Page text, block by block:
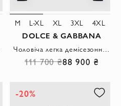
M L-XL XL 3XL 4XL
DOLCE & GABBANA
Чоловіча легка демісезонна вітровка світло-бежевого кольору.
111 700 ₴88 900 ₴
-20%